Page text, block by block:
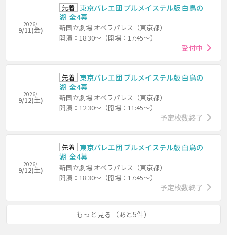
2026/
9/11(金)
先着 東京バレエ団 ブルメイステル版 白鳥の
湖 全4幕
新国立劇場 オペラパレス（東京都）
開演：18:30～（開場：17:45～）
受付中
2026/
9/12(土)
先着 東京バレエ団 ブルメイステル版 白鳥の
湖 全4幕
新国立劇場 オペラパレス（東京都）
開演：12:30～（開場：11:45～）
予定枚数終了
2026/
9/12(土)
先着 東京バレエ団 ブルメイステル版 白鳥の
湖 全4幕
新国立劇場 オペラパレス（東京都）
開演：18:30～（開場：17:45～）
予定枚数終了
もっと見る（あと5件）